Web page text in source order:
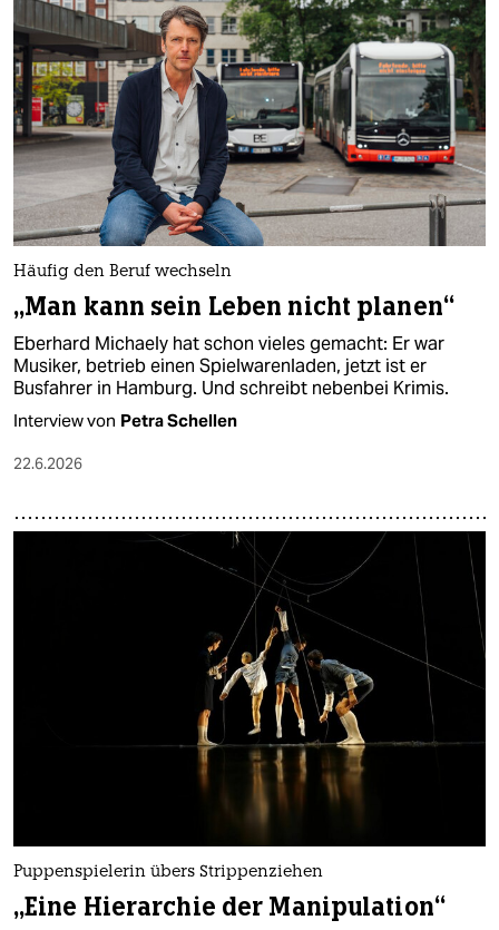
Häufig den Beruf wechseln
„Man kann sein Leben nicht planen“
Eberhard Michaely hat schon vieles gemacht: Er war
Musiker, betrieb einen Spielwarenladen, jetzt ist er
Busfahrer in Hamburg. Und schreibt nebenbei Krimis.
Interview von Petra Schellen
22.6.2026
Puppenspielerin übers Strippenziehen
„Eine Hierarchie der Manipulation“